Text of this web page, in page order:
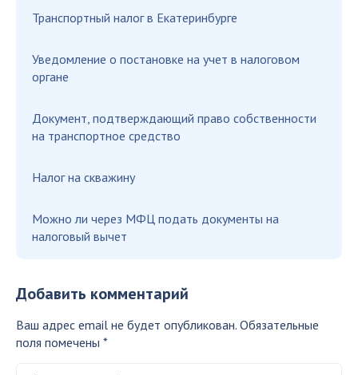
Транспортный налог в Екатеринбурге
Уведомление о постановке на учет в налоговом
органе
Документ, подтверждающий право собственности
на транспортное средство
Налог на скважину
Можно ли через МФЦ подать документы на
налоговый вычет
Добавить комментарий
Ваш адрес email не будет опубликован. Обязательные
поля помечены *